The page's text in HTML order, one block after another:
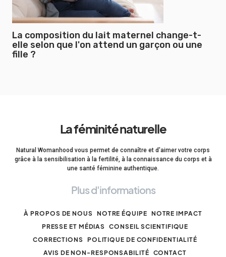
La composition du lait maternel change-t-
elle selon que l'on attend un garçon ou une
fille ?
La féminité naturelle
Natural Womanhood vous permet de connaître et d'aimer votre corps
grâce à la sensibilisation à la fertilité, à la connaissance du corps et à
une santé féminine authentique.
Plus d'informations
À PROPOS DE NOUS NOTRE ÉQUIPE NOTRE IMPACT
PRESSE ET MÉDIAS
CONSEIL SCIENTIFIQUE
CORRECTIONS POLITIQUE DE CONFIDENTIALITÉ
AVIS DE NON-RESPONSABILITÉ CONTACT